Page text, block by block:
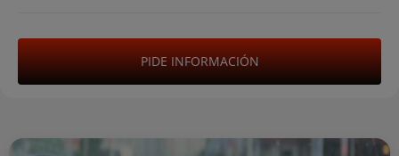
PIDE INFORMACIÓN